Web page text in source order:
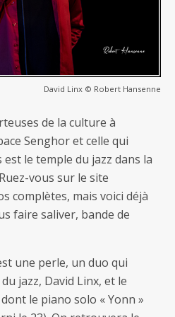
David Linx © Robert Hansenne
de la culture à
Senghor et celle qui
le temple du jazz dans la
vous sur le site
complètes, mais voici déjà
faire saliver, bande de
une perle, un duo qui
jazz, David Linx, et le
le piano solo « Yonn »